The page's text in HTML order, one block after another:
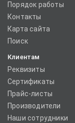
Порядок работы
Контакты
Карта сайта
Поиск
Клиентам
Реквизиты
Сертификаты
Прайс-листы
Производители
Наши сотрудники